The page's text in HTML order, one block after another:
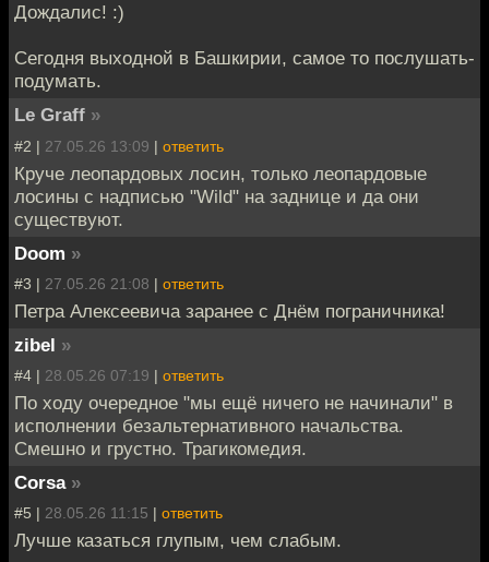
Дождалис! :)
Сегодня выходной в Башкирии, самое то послушать-
подумать.
Le Graff »
#2 | 27.05.26 13:09 | ответить
Круче леопардовых лосин, только леопардовые
лосины с надписью "Wild" на заднице и да они
существуют.
Doom »
#3 | 27.05.26 21:08 | ответить
Петра Алексеевича заранее с Днём пограничника!
zibel »
#4 | 28.05.26 07:19 | ответить
По ходу очередное "мы ещё ничего не начинали" в
исполнении безальтернативного начальства.
Смешно и грустно. Трагикомедия.
Corsa »
#5 | 28.05.26 11:15 | ответить
Лучше казаться глупым, чем слабым.